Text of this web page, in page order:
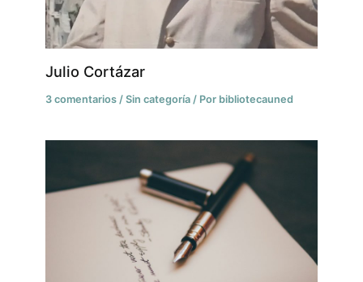
Julio Cortázar
3 comentarios /Sin categoría / Por bibliotecauned